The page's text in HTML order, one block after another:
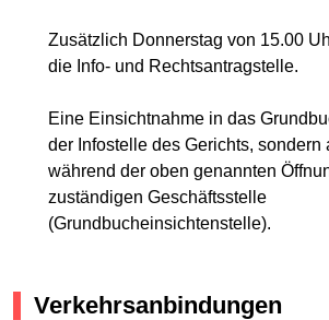
Zusätzlich Donnerstag von 15.00
die Info- und Rechtsantragstelle.
Eine Einsichtnahme in das
der Infostelle des Gerichts,
während der oben genannten
zuständigen Geschäftsstelle
(Grundbucheinsichtenstelle).
Verkehrsanbindungen